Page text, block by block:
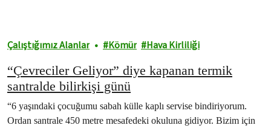
Çalıştığımız Alanlar Kömür Hava Kirliliği
“Çevreciler Geliyor” diye kapanan termik
santralde bilirkişi günü
“6 yaşındaki çocuğumu sabah külle kaplı servise bindiriyorum.
Ordan santrale 450 metre mesafedeki okuluna gidiyor. Bizim için